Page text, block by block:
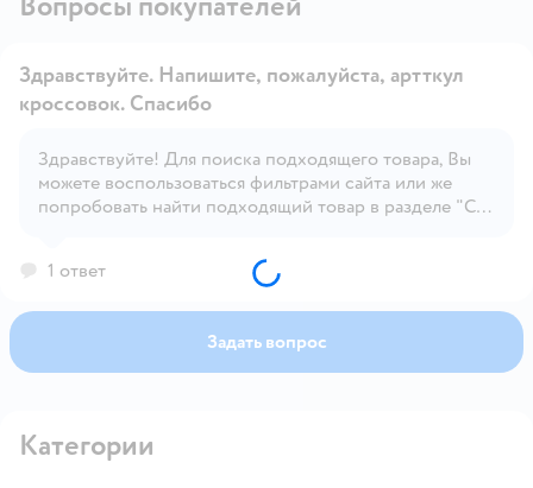
Открыть вопрос
Здравствуйте. Напишите, пожалуйста, артткул
кроссовок. Спасибо
Здравствуйте! Для поиска подходящего товара, Вы
можете воспользоваться фильтрами сайта или же
попробовать найти подходящий товар в разделе "С
1 ответ
Задать вопрос
Категории